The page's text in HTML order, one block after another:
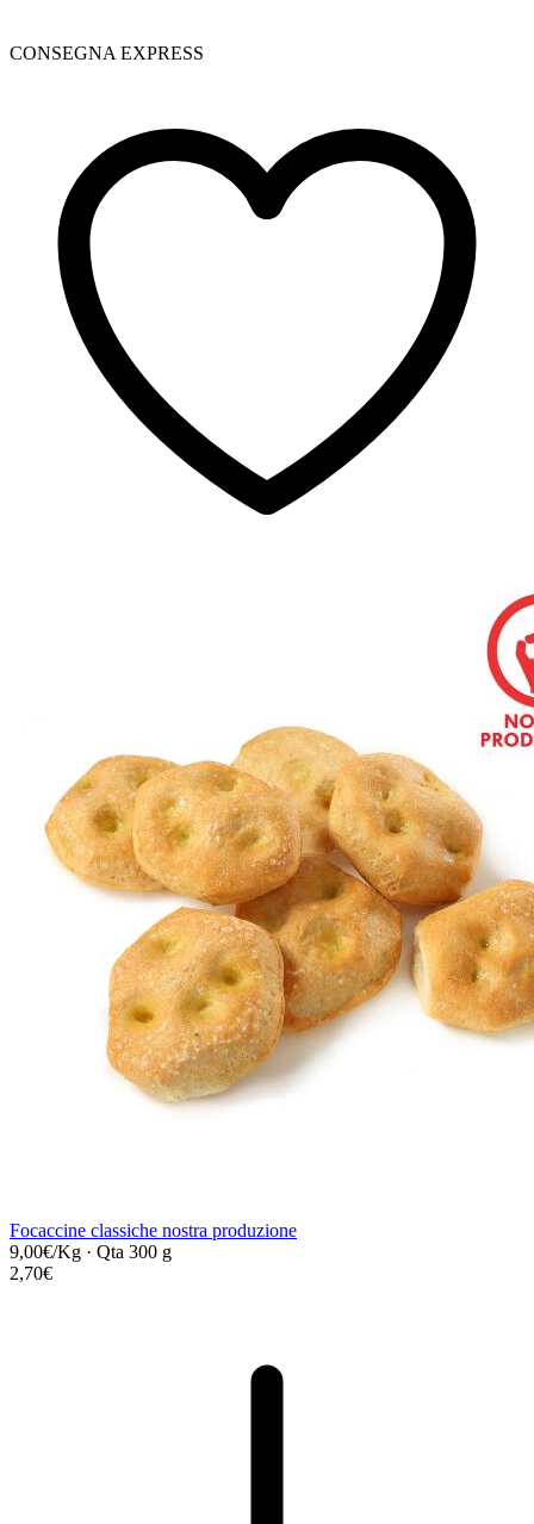
CONSEGNA EXPRESS
Focaccine classiche nostra produzione
9,00€/Kg · Qta 300 g
2,70€